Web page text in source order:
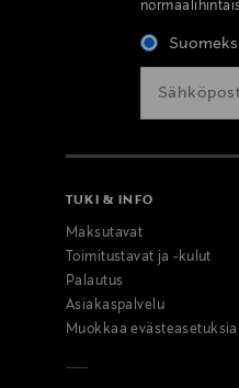
TUKI & INFO
Maksutavat
Toimitustavat ja -kulut
Palautus
Asiakaspalvelu
Muokkaa evästeasetuksia